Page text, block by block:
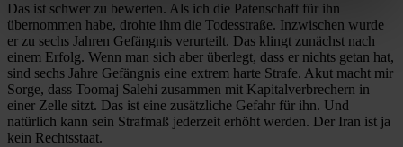
Das ist schwer zu bewerten. Als ich die Patenschaft für ihn
übernommen habe, drohte ihm die Todesstraße. Inzwischen wurde
er zu sechs Jahren Gefängnis verurteilt. Das klingt zunächst nach
einem Erfolg. Wenn man sich aber überlegt, dass er nichts getan hat,
sind sechs Jahre Gefängnis eine extrem harte Strafe. Akut macht mir
Sorge, dass Toomaj Salehi zusammen mit Kapitalverbrechern in
einer Zelle sitzt. Das ist eine zusätzliche Gefahr für ihn. Und
natürlich kann sein Strafmaß jederzeit erhöht werden. Der Iran ist ja
kein Rechtsstaat.